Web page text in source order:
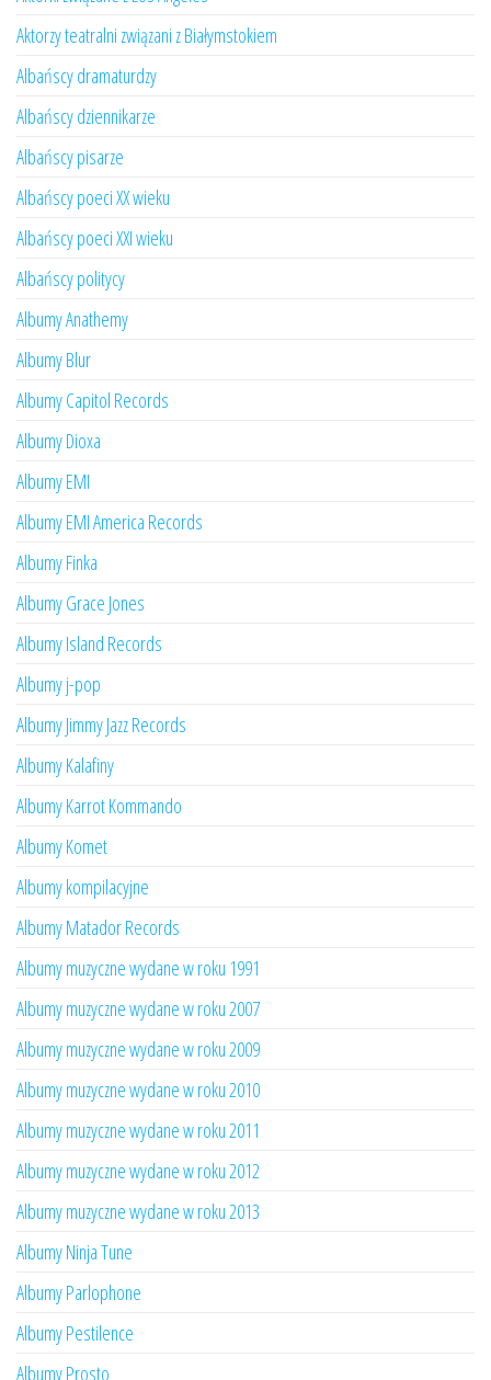
Aktorzy teatralni związani z Białymstokiem
Albańscy dramaturdzy
Albańscy dziennikarze
Albańscy pisarze
Albańscy poeci XX wieku
Albańscy poeci XXI wieku
Albańscy politycy
Albumy Anathemy
Albumy Blur
Albumy Capitol Records
Albumy Dioxa
Albumy EMI
Albumy EMI America Records
Albumy Finka
Albumy Grace Jones
Albumy Island Records
Albumy j-pop
Albumy Jimmy Jazz Records
Albumy Kalafiny
Albumy Karrot Kommando
Albumy Komet
Albumy kompilacyjne
Albumy Matador Records
Albumy muzyczne wydane w roku 1991
Albumy muzyczne wydane w roku 2007
Albumy muzyczne wydane w roku 2009
Albumy muzyczne wydane w roku 2010
Albumy muzyczne wydane w roku 2011
Albumy muzyczne wydane w roku 2012
Albumy muzyczne wydane w roku 2013
Albumy Ninja Tune
Albumy Parlophone
Albumy Pestilence
Albumy Prosto